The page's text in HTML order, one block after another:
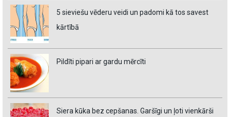
5 sieviešu vēderu veidi un padomi kā tos savest
kārtībā
Pildīti pipari ar gardu mērcīti
Siera kūka bez cepšanas. Garšīgi un ļoti vienkārši